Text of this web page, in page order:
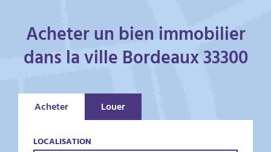
Acheter un bien immobilier
dans la ville Bordeaux 33300
Acheter Louer
LOCALISATION